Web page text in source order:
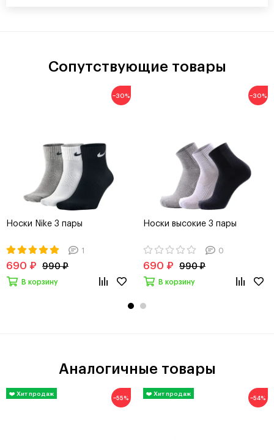
Сопутствующие товары
−30%
Носки Nike 3 пары
1
690 ₽ 990 ₽
В корзину
−30%
Носки высокие 3 пары
0
690 ₽ 990 ₽
В корзину
Аналогичные товары
−55% −54%